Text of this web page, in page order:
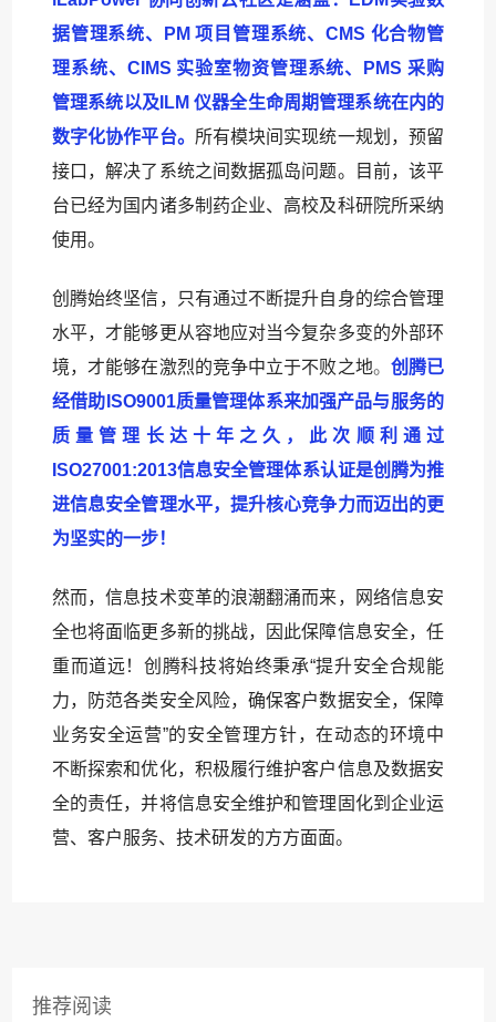
据管理系统、PM 项目管理系统、CMS 化合物管
理系统、CIMS 实验室物资管理系统、PMS 采购
管理系统以及ILM 仪器全生命周期管理系统在内的
数字化协作平台。 所有模块间实现统一规划，预留
接口，解决了系统之间数据孤岛问题。目前，该平
台已经为国内诸多制药企业、高校及科研院所采纳
使用。
创腾始终坚信，只有通过不断提升自身的综合管理
水平，才能够更从容地应对当今复杂多变的外部环
境，才能够在激烈的竞争中立于不败之地。 创腾已
经借助ISO9001质量管理体系来加强产品与服务的
质量管理长达十年之久，此次顺利通过
ISO27001:2013信息安全管理体系认证是创腾为推
进信息安全管理水平，提升核心竞争力而迈出的更
为坚实的一步！
然而，信息技术变革的浪潮翻涌而来，网络信息安
全也将面临更多新的挑战，因此保障信息安全，任
重而道远！创腾科技将始终秉承“提升安全合规能
力，防范各类安全风险，确保客户数据安全，保障
业务安全运营”的安全管理方针，在动态的环境中
不断探索和优化，积极履行维护客户信息及数据安
全的责任，并将信息安全维护和管理固化到企业运
营、客户服务、技术研发的方方面面。
推荐阅读